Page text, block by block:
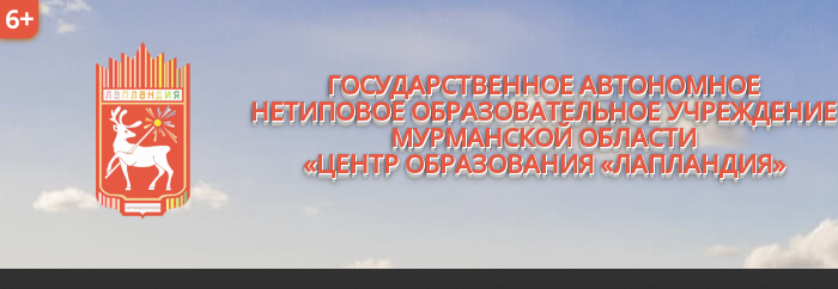
6+
ГОСУДАРСТВЕННОЕ АВТОНОМНОЕ
НЕТИПОВОЕ ОБРАЗОВАТЕЛЬНОЕ УЧРЕЖДЕНИЕ
МУРМАНСКОЙ ОБЛАСТИ
«ЦЕНТР ОБРАЗОВАНИЯ «ЛАПЛАНДИЯ»